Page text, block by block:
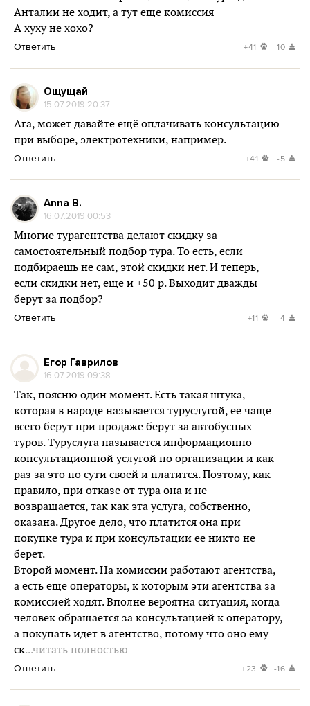
Анталии не ходит, а тут еще комиссия
А хуху не хохо?
Ответить +41 -10
Ощущай
15.07.2019 20:37
Ага, может давайте ещё оплачивать консультацию
при выборе, электротехники, например.
Ответить +41 -5
Anna B.
16.07.2019 00:53
Многие турагентства делают скидку за
самостоятельный подбор тура. То есть, если
подбираешь не сам, этой скидки нет. И теперь,
если скидки нет, еще и +50 р. Выходит дважды
берут за подбор?
Ответить +11 -4
Егор Гаврилов
16.07.2019 09:38
Так, поясню один момент. Есть такая штука,
которая в народе называется туруслугой, ее чаще
всего берут при продаже берут за автобусных
туров. Туруслуга называется информационно-
консультационной услугой по организации и как
раз за это по сути своей и платится. Поэтому, как
правило, при отказе от тура она и не
возвращается, так как эта услуга, собственно,
оказана. Другое дело, что платится она при
покупке тура и при консультации ее никто не
берет.
Второй момент. На комиссии работают агентства,
а есть еще операторы, к которым эти агентства за
комиссией ходят. Вполне вероятна ситуация, когда
человек обращается за консультацией к оператору,
а покупать идет в агентство, потому что оно ему
ск...читать полностью
Ответить +23 -16